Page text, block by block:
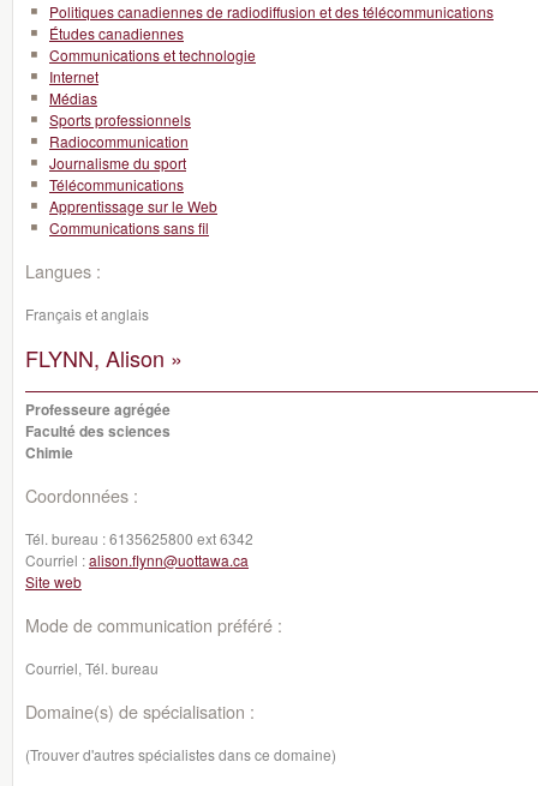
Politiques canadiennes de radiodiffusion et des télécommunications
Études canadiennes
Communications et technologie
Internet
Médias
Sports professionnels
Radiocommunication
Journalisme du sport
Télécommunications
Apprentissage sur le Web
Communications sans fil
Langues :
Français et anglais
FLYNN, Alison »
Professeure agrégée
Faculté des sciences
Chimie
Coordonnées :
Tél. bureau :6135625800 ext 6342
Courriel :alison.flynn@uottawa.ca
Site web
Mode de communication préféré :
Courriel, Tél. bureau
Domaine(s) de spécialisation :
(Trouver d'autres spécialistes dans ce domaine)